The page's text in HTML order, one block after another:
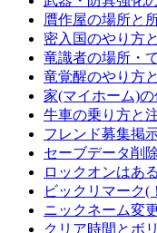
贋作屋の場所と
密入国のやり方
竜識者の場所・
竜覚醒のやり方
家(マイホーム)
牛車の乗り方と
フレンド募集掲
セーブデータ削
ロックオンはあ
ビックリマーク(
ニックネーム変
クリア時間とボ